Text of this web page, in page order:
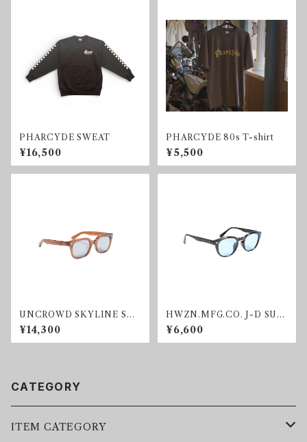
PHARCYDE SWEAT
¥16,500
PHARCYDE 80s T-shirt
¥5,500
UNCROWD SKYLINE SU
NGLASS SMOKE
¥14,300
HWZN.MFG.CO. J-D SUN
GLASS BLUE
¥6,600
CATEGORY
ITEM CATEGORY